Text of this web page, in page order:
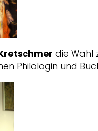
die Wahl
Philologin und